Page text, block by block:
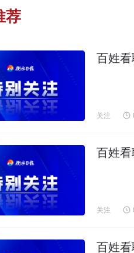
荐
百姓看
关注
百姓
关注
百姓看